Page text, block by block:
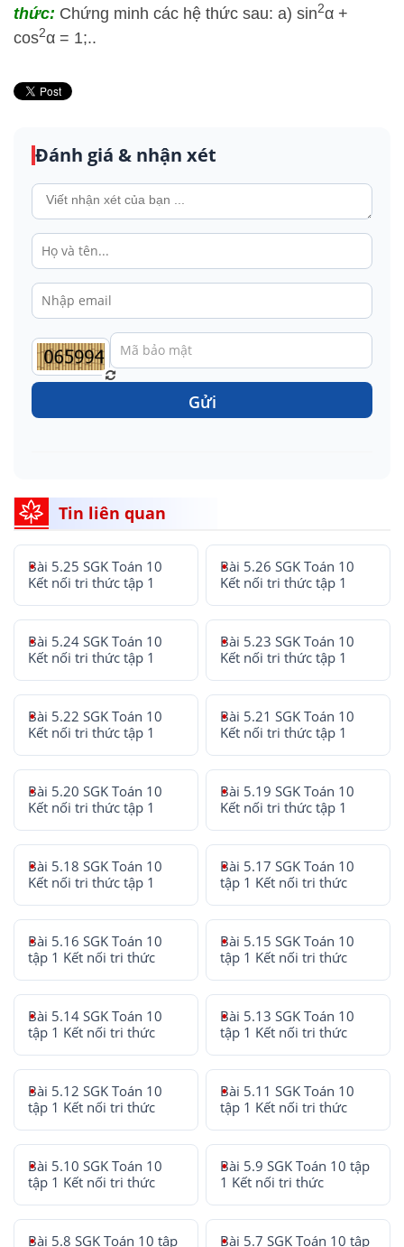
thức: Chứng minh các hệ thức sau: a) sin2α +
cos2α = 1;..
Đánh giá & nhận xét
Gửi
Tin liên quan
Bài 5.25 SGK Toán 10
Kết nối tri thức tập 1
Bài 5.26 SGK Toán 10
Kết nối tri thức tập 1
Bài 5.24 SGK Toán 10
Kết nối tri thức tập 1
Bài 5.23 SGK Toán 10
Kết nối tri thức tập 1
Bài 5.22 SGK Toán 10
Kết nối tri thức tập 1
Bài 5.21 SGK Toán 10
Kết nối tri thức tập 1
Bài 5.20 SGK Toán 10
Kết nối tri thức tập 1
Bài 5.19 SGK Toán 10
Kết nối tri thức tập 1
Bài 5.18 SGK Toán 10
Kết nối tri thức tập 1
Bài 5.17 SGK Toán 10
tập 1 Kết nối tri thức
Bài 5.16 SGK Toán 10
tập 1 Kết nối tri thức
Bài 5.15 SGK Toán 10
tập 1 Kết nối tri thức
Bài 5.14 SGK Toán 10
tập 1 Kết nối tri thức
Bài 5.13 SGK Toán 10
tập 1 Kết nối tri thức
Bài 5.12 SGK Toán 10
tập 1 Kết nối tri thức
Bài 5.11 SGK Toán 10
tập 1 Kết nối tri thức
Bài 5.10 SGK Toán 10
tập 1 Kết nối tri thức
Bài 5.9 SGK Toán 10 tập
1 Kết nối tri thức
Bài 5.8 SGK Toán 10 tập Bài 5.7 SGK Toán 10 tập